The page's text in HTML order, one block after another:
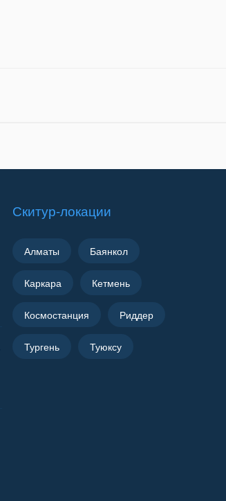
Скитур-локации
Алматы Баянкол
Каркара Кетмень
Космостанция Риддер
Тургень Туюксу